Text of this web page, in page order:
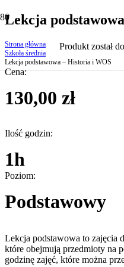
Produkt został
Lekcja
Strona główna
Szkoła średnia
Lekcja podstawowa – Historia i WOS
Cena:
130,00 zł
Ilość godzin:
1h
Poziom:
Podstawowy
Lekcja podstawowa to zajęcia
które obejmują przedmioty na
godzinę zajęć, które można